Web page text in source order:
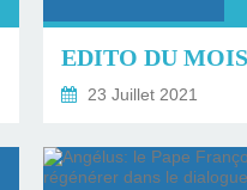
23 Juillet 2021